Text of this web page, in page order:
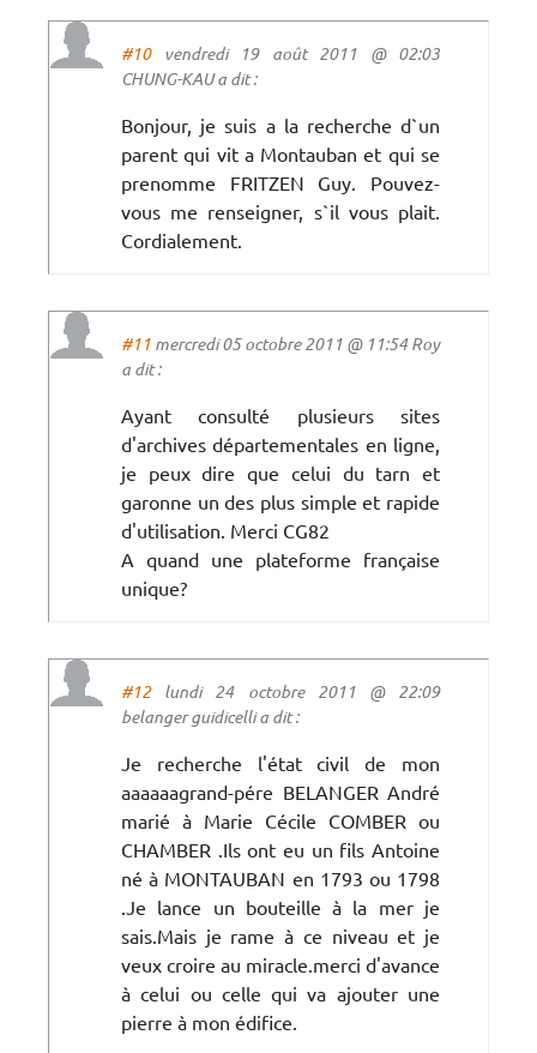
#10vendredi 19 août 2011 @ 02:03
CHUNG-KAU a dit :
Bonjour, je suis a la recherche d`un
parent qui vit a Montauban et qui se
prenomme FRITZEN Guy. Pouvez-
vous me renseigner, s`il vous plait.
Cordialement.
#11 mercredi 05 octobre 2011 @ 11:54 Roy
a dit :
Ayant consulté plusieurs sites
d'archives départementales en ligne,
je peux dire que celui du tarn et
garonne un des plus simple et rapide
d'utilisation. Merci CG82
A quand une plateforme française
unique?
#12lundi 24 octobre 2011 @ 22:09
belanger guidicelli a dit :
Je recherche l'état civil de mon
aaaaaagrand-pére BELANGER André
marié à Marie Cécile COMBER ou
CHAMBER .Ils ont eu un fils Antoine
né à MONTAUBAN en 1793 ou 1798
.Je lance un bouteille à la mer je
sais.Mais je rame à ce niveau et je
veux croire au miracle.merci d'avance
à celui ou celle qui va ajouter une
pierre à mon édifice.